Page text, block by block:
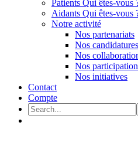
Patients Qui êtes-vous
Aidants Qui êtes-vous
Notre activité
Nos partenariats
Nos
Nos
Nos
Nos initiatives
Contact
Compte